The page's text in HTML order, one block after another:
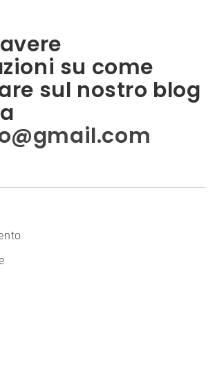
su come
sul nostro blog